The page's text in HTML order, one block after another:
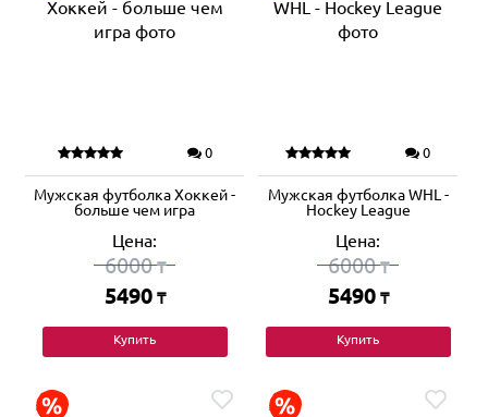
0
Мужская футболка Хоккей -
больше чем игра
Цена:
6000₸
5490 ₸
Купить
0
Мужская футболка WHL -
Hockey League
Цена:
6000₸
5490 ₸
Купить